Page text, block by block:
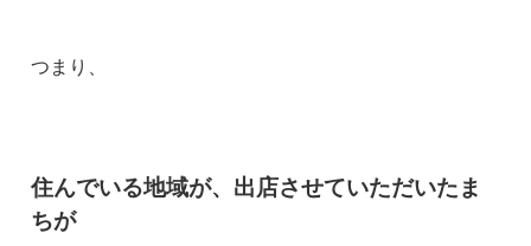
つまり、
住んでいる地域が、 出店させていただいたま
ちが